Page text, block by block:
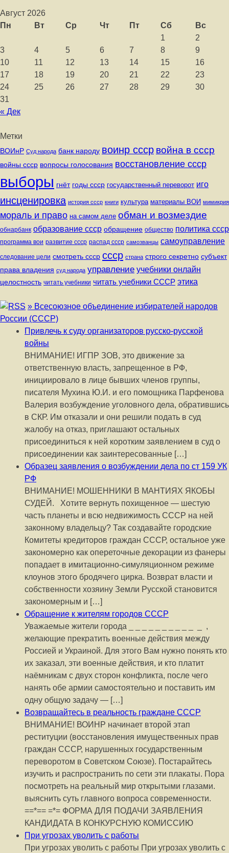
Август 2026
Пн
Вт Ср Чт Пт Сб Вс
« Дек
1
2
3
4 5 6 7 8
9
10
11 12 13 14 15
16
17
18 19 20 21 22
23
24
25 26 27 28 29
30
31
Метки
ВОИнР Суд народа банк народу воинр ссср война в ссср
войны ссср вопросы голосования восстановление ссср
выборы гнёт годы ссср государственный переворот иго
инсценировка история ссср книги культура материалы ВОИ мимикрия
мораль и право на самом деле обман и возмездие
обнарбанк образование ссср обращение общество политика ссср
программа вои развитие ссср распад ссср самозванцы самоуправление
следование цели смотреть ссср ссср страна строго секретно субъект
права владения суд народа управление учебники онлайн
целостность читать учебники читать учебники СССР этика
» Всесоюзное объединение избирателей народов
России (СССР)
Привлечь к суду организаторов русско-русской
войны
ВНИМАНИЕ! ИГПР ЗОВ, это движение за
ответственную власть, запрещенное в РФ,
инициировало в лице бывших членов группы,
писателя Мухина Ю.И. и его помощника Парфенова
Валерия возбуждение уголовного дела, обратившись
в СКР. Им отказали и они решили подать в суд
жалобу на отказ, приглашают остальных
присоединиться к ней коротким заявлением в суд о
присоединении как заинтересованные […]
Образец заявления о возбуждении дела по ст 159 УК
РФ
ВНИМАНИЕ! МОШЕННИКИ В МАНТИЯХ ЯКОБЫ
СУДЕЙ. Хотите вернуть похищенное — шестую
часть планеты и всю недвижимость СССР на ней
законному владельцу? Так создавайте городские
Комитеты кредиторов граждан СССР, остальное уже
закономерно как опереточные декорации из фанеры
попадает в имитационно-симуляционном режиме
клоунов этого бродячего цирка. Возврат власти и
собственности хозяину Земли Русской становится
закономерным и […]
Обращение к жителям городов СССР
Уважаемые жители города _ _ _ _ _ _ _ _ _ _ _ ,
желающие прекратить военные действия между
Россией и Украиной. Для этого Вам нужно понять кто
их заказал, эти военные действия, и кто платит
наёмникам с двух сторон конфликта, после чего
нанять обе армии самостоятельно и поставить им
одну общую задачу — […]
Возвращайтесь в реальность граждане СССР
ВНИМАНИЕ! ВОИНР начинает второй этап
реституции (восстановления имущественных прав
граждан СССР, нарушенных государственным
переворотом в Советском Союзе). Постарайтесь
изучить и распространить по сети эти плакаты. Пора
посмотреть на реальный мир открытыми глазами.
выяснить суть главного вопроса современности.
==*== =*= ФОРМА ДЛЯ ПОДАЧИ ЗАЯВЛЕНИЯ
КАНДИДАТА В КОНКУРСНУЮ КОМИССИЮ
При угрозах уволить с работы
При угрозах уволить с работы При угрозах уволить с